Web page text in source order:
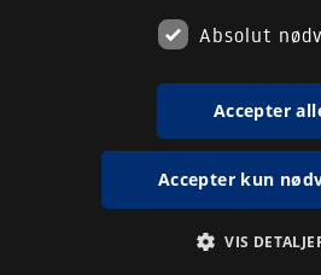
Sundhedsprofessionelle studier
Sønderjydske Årbøger
Absolut
Accepter
Accepter kun
VIS